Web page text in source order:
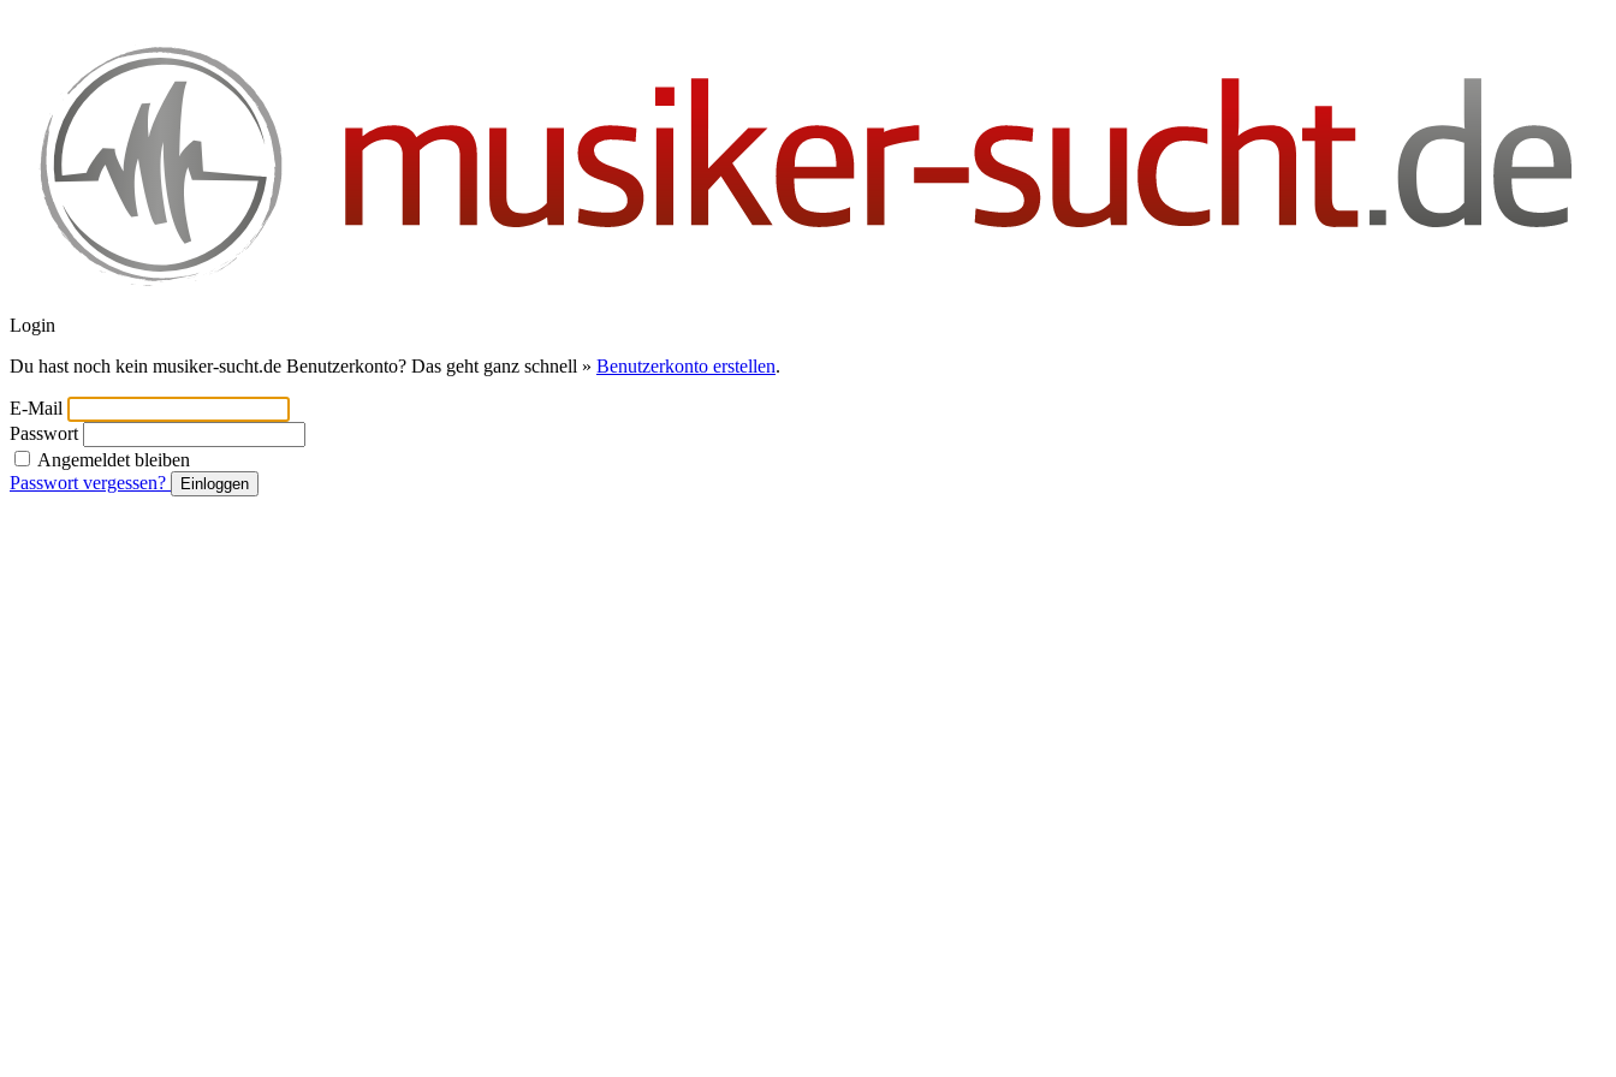
Login
Du hast noch kein musiker-sucht.de Benutzerkonto? Das geht ganz schnell » Benutzerkonto erstellen.
E-Mail
Passwort
Angemeldet bleiben
Passwort vergessen?
Einloggen